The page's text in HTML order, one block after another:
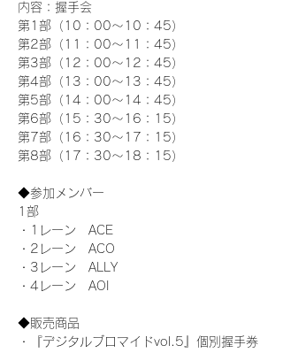
内容：握手会
第1部（10：00～10：45）
第2部（11：00～11：45）
第3部（12：00～12：45）
第4部（13：00～13：45）
第5部（14：00～14：45）
第6部（15：30～16：15）
第7部（16：30～17：15）
第8部（17：30～18：15）
◆参加メンバー
1部
・1レーン　ACE
・2レーン　ACO
・3レーン　ALLY
・4レーン　AOI
◆販売商品
・『デジタルブロマイドvol.5』個別握手券